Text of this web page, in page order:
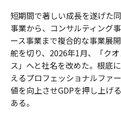
短期間で著しい成長を遂げた
事業から、コンサルティング
ース事業まで複合的な事業展
舵を切り、2026年1月、「ク
ス」へと社名を改めた。根底
えるプロフェッショナルファ
値を向上させGDPを押し上げ
ある。